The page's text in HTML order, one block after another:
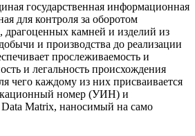
государственная информационная
для контроля за оборотом
драгоценных камней и изделий из
и производства до реализации
прослеживаемость и
и легальность происхождения
чего каждому из них присваивается
номер (УИН) и
Matrix, наносимый на само